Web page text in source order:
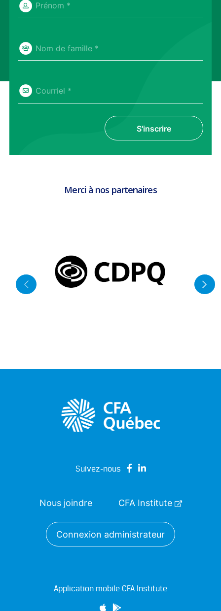
Prénom *
Nom de famille *
Courriel *
S'inscrire
Merci à nos partenaires
Application mobile CFA Institute
Suivez-nous
Nous joindre CFA Institute
Connexion administrateur